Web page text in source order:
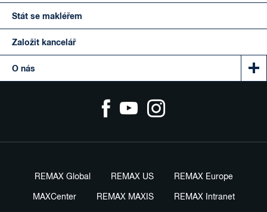
Stát se makléřem
Založit kancelář
O nás
REMAX Global REMAX US REMAX Europe
MAXCenter REMAX MAXIS REMAX Intranet